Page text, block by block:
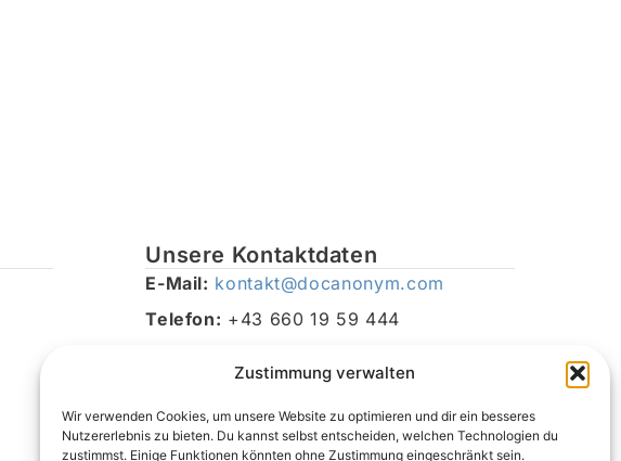
Zustimmung verwalten
Wir verwenden Cookies, um unsere Website zu optimieren und dir ein besseres
Nutzererlebnis zu bieten. Du kannst selbst entscheiden, welchen Technologien du
zustimmst. Einige Funktionen könnten ohne Zustimmung eingeschränkt sein.
Unsere Kontaktdaten
E-Mail: kontakt@docanonym.com
Telefon: +43 660 19 59 444
Traunsee, Österreich